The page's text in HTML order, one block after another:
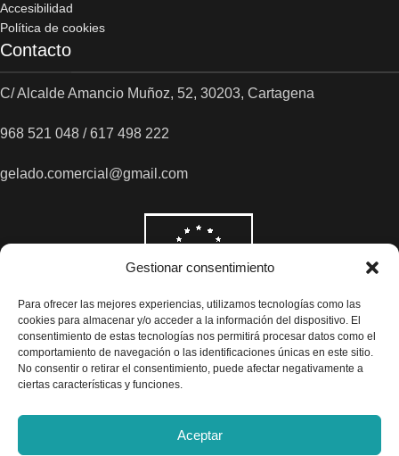
Gestionar consentimiento
Para ofrecer las mejores experiencias, utilizamos tecnologías como las
cookies para almacenar y/o acceder a la información del dispositivo. El
consentimiento de estas tecnologías nos permitirá procesar datos como el
comportamiento de navegación o las identificaciones únicas en este sitio.
No consentir o retirar el consentimiento, puede afectar negativamente a
ciertas características y funciones.
Aceptar
Accesibilidad
Política de cookies
Contacto
C/ Alcalde Amancio Muñoz, 52, 30203, Cartagena
968 521 048 / 617 498 222
gelado.comercial@gmail.com